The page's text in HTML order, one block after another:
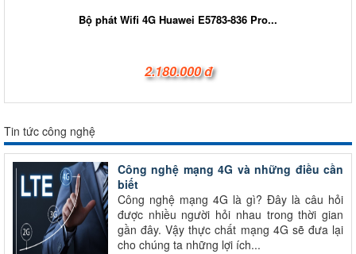
Bộ phát Wifi 4G Huawei E5783-836 Pro...
2.180.000 đ
Tin tức công nghệ
Công nghệ mạng 4G và những điều cần
biết
Công nghệ mạng 4G là gì? Đây là câu hỏi
được nhiều người hỏi nhau trong thời gian
gần đây. Vậy thực chất mạng 4G sẽ đưa lại
cho chúng ta những lợi ích...